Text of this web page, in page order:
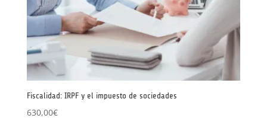
Fiscalidad: IRPF y el impuesto de sociedades
630,00€